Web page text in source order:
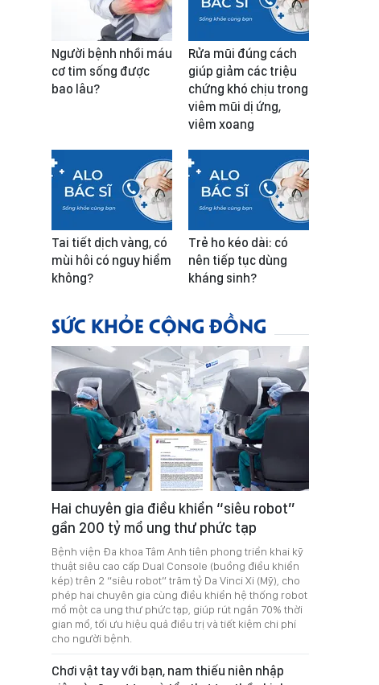
Người bệnh nhồi máu
cơ tim sống được
bao lâu?
Rửa mũi đúng cách
giúp giảm các triệu
chứng khó chịu trong
viêm mũi dị ứng,
viêm xoang
Tai tiết dịch vàng, có
mùi hôi có nguy hiểm
không?
Trẻ ho kéo dài: có
nên tiếp tục dùng
kháng sinh?
SỨC KHỎE CỘNG ĐỒNG
Hai chuyên gia điều khiển “siêu robot”
gần 200 tỷ mổ ung thư phức tạp
Bệnh viện Đa khoa Tâm Anh tiên phong triển khai kỹ
thuật siêu cao cấp Dual Console (buồng điều khiển
kép) trên 2 “siêu robot” trăm tỷ Da Vinci Xi (Mỹ), cho
phép hai chuyên gia cùng điều khiển hệ thống robot
mổ một ca ung thư phức tạp, giúp rút ngắn 70% thời
gian mổ, tối ưu hiệu quả điều trị và tiết kiệm chi phí
cho người bệnh.
Chơi vật tay với bạn, nam thiếu niên nhập